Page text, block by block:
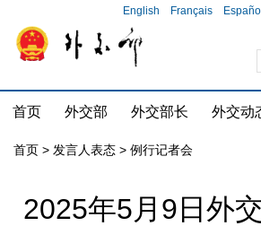
English Français Español
首页 外交部 外交部长 外交动
首页 > 发言人表态 > 例行记者会
2025年5月9日外